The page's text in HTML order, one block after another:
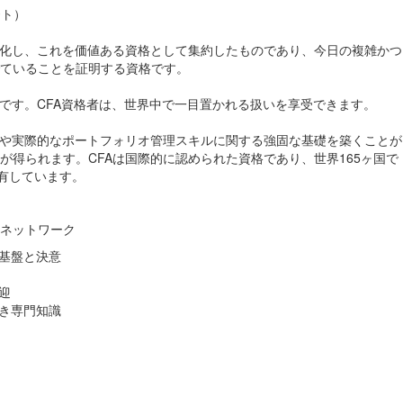
）
し、これを価値ある資格として集約したものであり、今日の複雑かつ
いることを証明する資格です。
。CFA資格者は、世界中で一目置かれる扱いを享受できます。
実際的なポートフォリオ管理スキルに関する強固な基礎を築くことが
得られます。CFAは国際的に認められた資格であり、世界165ヶ国で
ています。
ットワーク
盤と決意
専門知識